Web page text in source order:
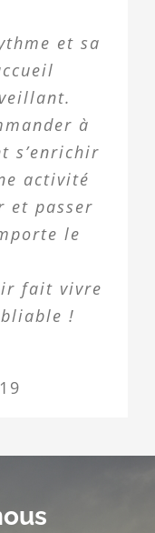
et sa
à
s’enrichir
activité
et passer
le
fait vivre
!